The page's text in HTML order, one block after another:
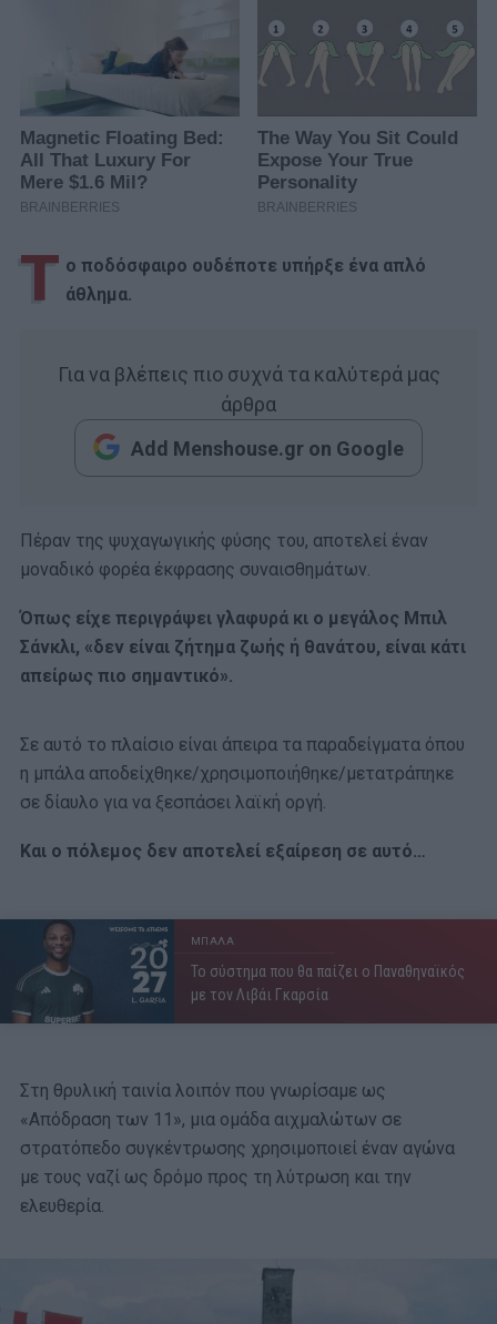
Τ ο ποδόσφαιρο ουδέποτε υπήρξε ένα απλό
άθλημα.
Για να βλέπεις πιο συχνά τα καλύτερά μας
άρθρα
Add Menshouse.gr on Google
Πέραν της ψυχαγωγικής φύσης του, αποτελεί έναν
μοναδικό φορέα έκφρασης συναισθημάτων.
Όπως είχε περιγράψει γλαφυρά κι ο μεγάλος Μπιλ
Σάνκλι, «δεν είναι ζήτημα ζωής ή θανάτου, είναι κάτι
απείρως πιο σημαντικό».
Σε αυτό το πλαίσιο είναι άπειρα τα παραδείγματα όπου
η μπάλα αποδείχθηκε/χρησιμοποιήθηκε/μετατράπηκε
σε δίαυλο για να ξεσπάσει λαϊκή οργή.
Και ο πόλεμος δεν αποτελεί εξαίρεση σε αυτό…
ΜΠΑΛΑ
Το σύστημα που θα παίζει ο Παναθηναϊκός
με τον Λιβάι Γκαρσία
Στη θρυλική ταινία λοιπόν που γνωρίσαμε ως
«Απόδραση των 11», μια ομάδα αιχμαλώτων σε
στρατόπεδο συγκέντρωσης χρησιμοποιεί έναν αγώνα
με τους ναζί ως δρόμο προς τη λύτρωση και την
ελευθερία.